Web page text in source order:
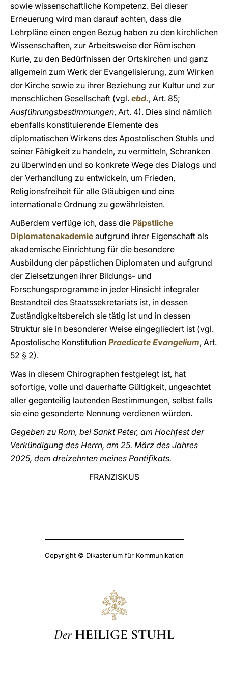
sowie wissenschaftliche Kompetenz. Bei dieser
Erneuerung wird man darauf achten, dass die
Lehrpläne einen engen Bezug haben zu den kirchlichen
Wissenschaften, zur Arbeitsweise der Römischen
Kurie, zu den Bedürfnissen der Ortskirchen und ganz
allgemein zum Werk der Evangelisierung, zum Wirken
der Kirche sowie zu ihrer Beziehung zur Kultur und zur
menschlichen Gesellschaft (vgl. ebd., Art. 85;
Ausführungsbestimmungen, Art. 4). Dies sind nämlich
ebenfalls konstituierende Elemente des
diplomatischen Wirkens des Apostolischen Stuhls und
seiner Fähigkeit zu handeln, zu vermitteln, Schranken
zu überwinden und so konkrete Wege des Dialogs und
der Verhandlung zu entwickeln, um Frieden,
Religionsfreiheit für alle Gläubigen und eine
internationale Ordnung zu gewährleisten.
Außerdem verfüge ich, dass die Päpstliche
Diplomatenakademie aufgrund ihrer Eigenschaft als
akademische Einrichtung für die besondere
Ausbildung der päpstlichen Diplomaten und aufgrund
der Zielsetzungen ihrer Bildungs- und
Forschungsprogramme in jeder Hinsicht integraler
Bestandteil des Staatssekretariats ist, in dessen
Zuständigkeitsbereich sie tätig ist und in dessen
Struktur sie in besonderer Weise eingegliedert ist (vgl.
Apostolische Konstitution Praedicate Evangelium, Art.
52 § 2).
Was in diesem Chirographen festgelegt ist, hat
sofortige, volle und dauerhafte Gültigkeit, ungeachtet
aller gegenteilig lautenden Bestimmungen, selbst falls
sie eine gesonderte Nennung verdienen würden.
Gegeben zu Rom, bei Sankt Peter, am Hochfest der
Verkündigung des Herrn, am 25. März des Jahres
2025, dem dreizehnten meines Pontifikats.
FRANZISKUS
Copyright © Dikasterium für Kommunikation
Der HEILIGE STUHL